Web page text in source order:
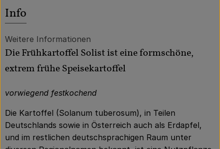
Info
Weitere Informationen
Die Frühkartoffel Solist ist eine formschöne,
extrem frühe Speisekartoffel
vorwiegend festkochend
Die Kartoffel (Solanum tuberosum), in Teilen
Deutschlands sowie in Österreich auch als Erdapfel,
und im restlichen deutschsprachigen Raum unter